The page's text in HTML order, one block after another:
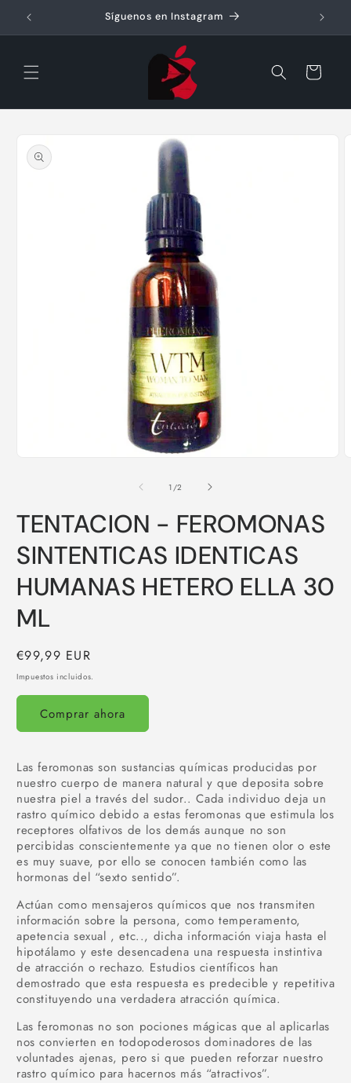
directamente
al contenido
Síguenos en Instagram
Carrito
a la
información
una
ventana
modal
1 /de
2
TENTACION - FEROMONAS
SINTENTICAS IDENTICAS
HUMANAS HETERO ELLA 30
ML
Precio
habitual
€99,99 EUR
Impuestos incluidos.
Comprar ahora
Las feromonas son sustancias químicas producidas por
nuestro cuerpo de manera natural y que deposita sobre
nuestra piel a través del sudor.. Cada individuo deja un
rastro químico debido a estas feromonas que estimula los
receptores olfativos de los demás aunque no son
percibidas conscientemente ya que no tienen olor o este
es muy suave, por ello se conocen también como las
hormonas del “sexto sentido”.
Actúan como mensajeros químicos que nos transmiten
información sobre la persona, como temperamento,
apetencia sexual , etc.., dicha información viaja hasta el
hipotálamo y este desencadena una respuesta instintiva
de atracción o rechazo. Estudios científicos han
demostrado que esta respuesta es predecible y repetitiva
constituyendo una verdadera atracción química.
Las feromonas no son pociones mágicas que al aplicarlas
nos convierten en todopoderosos dominadores de las
voluntades ajenas, pero si que pueden reforzar nuestro
rastro químico para hacernos más “atractivos”.